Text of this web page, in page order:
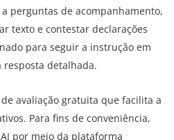
perguntas de acompanhamento,
texto e contestar declarações
para seguir a instrução em
detalhada.
avaliação gratuita que facilita a
Para fins de conveniência,
por meio da plataforma